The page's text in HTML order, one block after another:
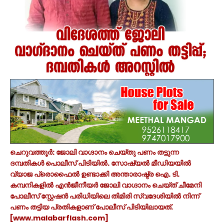
ചെറുവത്തൂർ: ജോലി വാഗ്ദാനം ചെയ്തു പണം തട്ടുന്ന
ദമ്പതികൾ പൊലീസ് പിടിയിൽ. സോഷ്യൽ മീഡിയയിൽ
വ്യാജ പ്രൊഫൈൽ ഉണ്ടാക്കി അന്താരാഷ്ട്ര ഐ. ടി.
കമ്പനികളിൽ എൻജീനീയർ ജോലി വാഗ്ദാനം ചെയ്ത് ചീമേനി
പോലീസ് സ്റ്റേഷൻ പരിധിയിലെ തിമിരി സ്വദേശിയിൽ നിന്ന്
പണം തട്ടിയ പ്രതികളാണ് പോലീസ് പിടിയിലായത്.
[www.malabarflash.com]